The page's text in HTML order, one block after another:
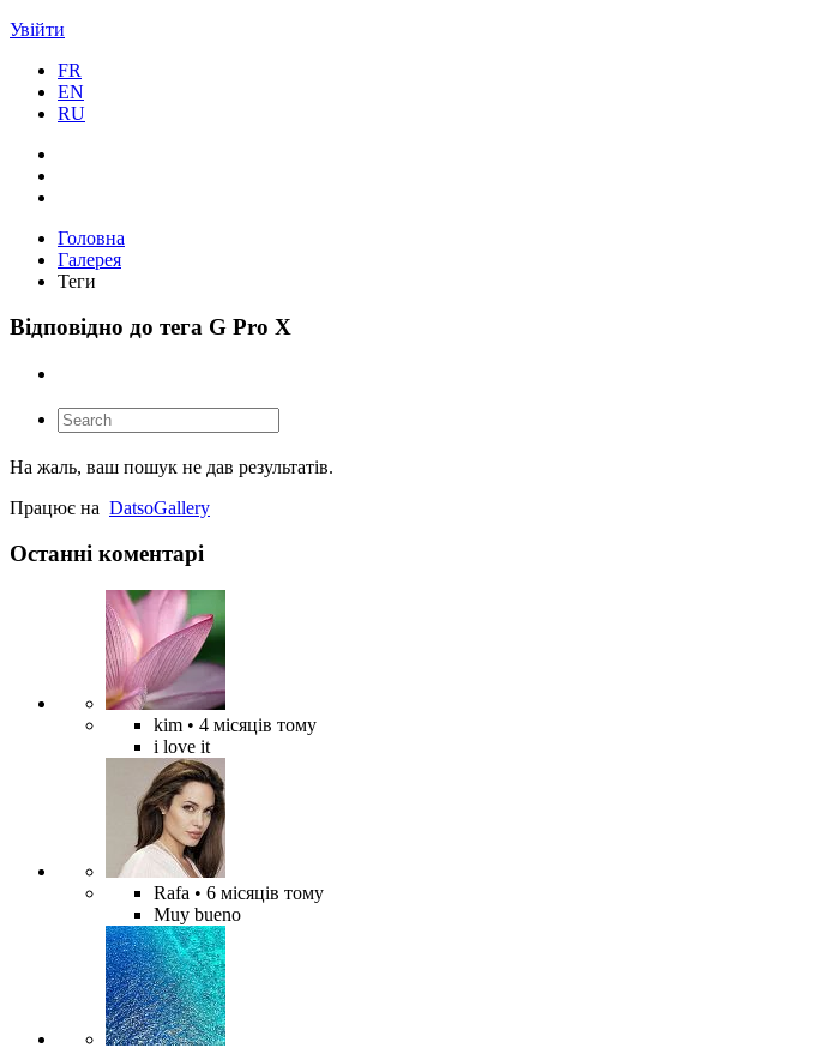
Увійти
FR
EN
RU
Головна
Галерея
Теги
Відповідно до тега G Pro X
На жаль, ваш пошук не дав результатів.
Працює на DatsoGallery
Останні коментарі
kim • 4 місяців тому
i love it
Rafa • 6 місяців тому
Muy bueno